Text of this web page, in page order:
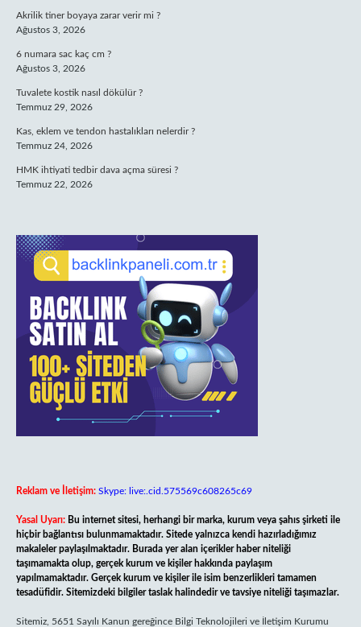
Akrilik tiner boyaya zarar verir mi ?
Ağustos 3, 2026
6 numara sac kaç cm ?
Ağustos 3, 2026
Tuvalete kostik nasıl dökülür ?
Temmuz 29, 2026
Kas, eklem ve tendon hastalıkları nelerdir ?
Temmuz 24, 2026
HMK ihtiyati tedbir dava açma süresi ?
Temmuz 22, 2026
Reklam ve İletişim: Skype: live:.cid.575569c608265c69
Yasal Uyarı: Bu internet sitesi, herhangi bir marka, kurum veya şahıs şirketi ile
hiçbir bağlantısı bulunmamaktadır. Sitede yalnızca kendi hazırladığımız
makaleler paylaşılmaktadır. Burada yer alan içerikler haber niteliği
taşımamakta olup, gerçek kurum ve kişiler hakkında paylaşım
yapılmamaktadır. Gerçek kurum ve kişiler ile isim benzerlikleri tamamen
tesadüfidir. Sitemizdeki bilgiler taslak halindedir ve tavsiye niteliği taşımazlar.
Sitemiz, 5651 Sayılı Kanun gereğince Bilgi Teknolojileri ve İletişim Kurumu